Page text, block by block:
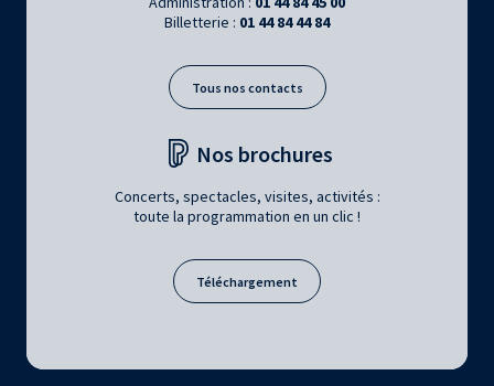
Billetterie : 01 44 84 44 84
Tous nos contacts
Nos brochures
Concerts, spectacles, visites, activités :
toute la programmation en un clic !
Téléchargement